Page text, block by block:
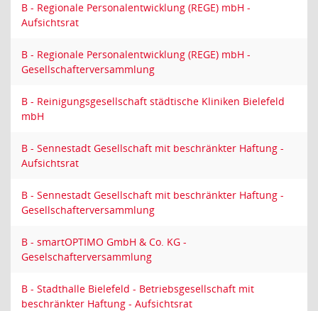
B - Regionale Personalentwicklung (REGE) mbH -
Aufsichtsrat
B - Regionale Personalentwicklung (REGE) mbH -
Gesellschafterversammlung
B - Reinigungsgesellschaft städtische Kliniken Bielefeld
mbH
B - Sennestadt Gesellschaft mit beschränkter Haftung -
Aufsichtsrat
B - Sennestadt Gesellschaft mit beschränkter Haftung -
Gesellschafterversammlung
B - smartOPTIMO GmbH & Co. KG -
Geselschafterversammlung
B - Stadthalle Bielefeld - Betriebsgesellschaft mit
beschränkter Haftung - Aufsichtsrat